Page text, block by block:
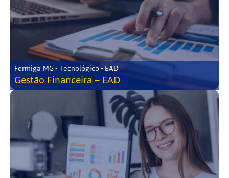
Formiga-MG • Tecnológico • EAD
Gestão Financeira – EAD